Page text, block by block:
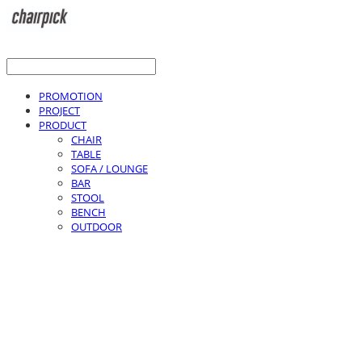
PROMOTION
PROJECT
PRODUCT
CHAIR
TABLE
SOFA / LOUNGE
BAR
STOOL
BENCH
OUTDOOR